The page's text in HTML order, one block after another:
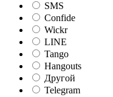
SMS
Confide
Wickr
LINE
Tango
Hangouts
Другой
Telegram